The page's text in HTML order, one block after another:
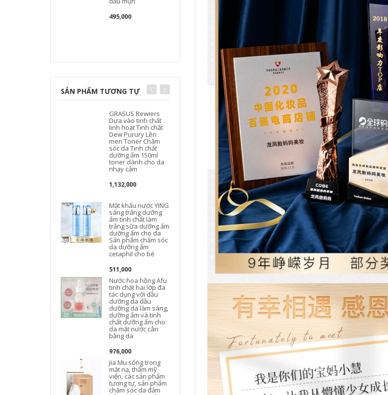
495,000
chân lông mặt nạ
đất sét trị mụn ẩn
507,000
Làm dịu cơ bắp
Chính thức Trang
web chính hãng mặt
435,000
SẢN PHẨM TƯƠNG TỰ
GRASUS Rewiers
Dựa vào tinh chất
linh hoạt Tinh chất
Dew Purury Lên
men Toner Chăm
sóc da Tinh chất
dưỡng ẩm 150ml
toner dành cho da
nhạy cảm
1,132,000
Mật khẩu nước YING
sáng trắng dưỡng
ẩm tinh chất làm
trắng sữa dưỡng ẩm
dưỡng ẩm cho da
Sản phẩm chăm sóc
da dưỡng ẩm
cetaphil cho bé
511,000
Nước hoa hồng Afu
tinh chất hai lớp đa
tác dụng với dầu
dưỡng da dầu
dưỡng da làm sáng,
dưỡng ẩm và tinh
chất dưỡng ẩm cho
da mặt nước cân
bằng da
976,000
Jia Mu sống trong
mặt nạ, thẩm mỹ
viện, các sản phẩm
tương tự, sản phẩm
chăm sóc da đảm
Wis Cleanser nam
kiểm soát dầu mụn
dưỡng ẩm làm sạch
sữa Nam đặc biệt
chăm sóc da Sản
phẩm làm sạch sâu
chính hãng srm trà
xanh
427,000
Jialan du ting rửa
kem Galandutin
Hàn Quốc nhập
khẩu trẻ hóa làm
sạch làm sạch và
làm sạch sâu sữa
rửa mặt sủi bọt
768,000
Aleble Xiong Fruits
Net Chất thải sữa
lỗ chân lông Amino
Acid Cleanser sữa
rửa mặt cho da dầu
Sữa rửa axit amin
nam WIS Sữa rửa
sạch chính hãng
Làm sạch Mousse
Mousse Làm sạch
Kiểm soát lỗ chân
lông nam và nữ sữa
rửa mặt perfect
white
Kem trị mụn mụn
trứng cá mụn trứng
cá kem trị mụn
trứng cá mụn trứng
cá sản phẩm mụn
trứng cá chính hãng
Acne Artifact
411,000
Aloe vera gel chính
hãng mụn trứng cá
đánh dấu ngậm
nước sau khi sửa
chữa mặt trời mặt nạ
gel mặt nạ nam
346,000
Tán tay Kem chính
hãng Whitening
Fast Freckle Case
Hộp Dress Freckle
892,000
Sáu chiến thắng
Peptide Kem chống
nhăn ánh sáng nếp
nhăn Nước Chống
lão hóa Câu chuyện
Firming Set chính
chính thức của
Stophip
411,000